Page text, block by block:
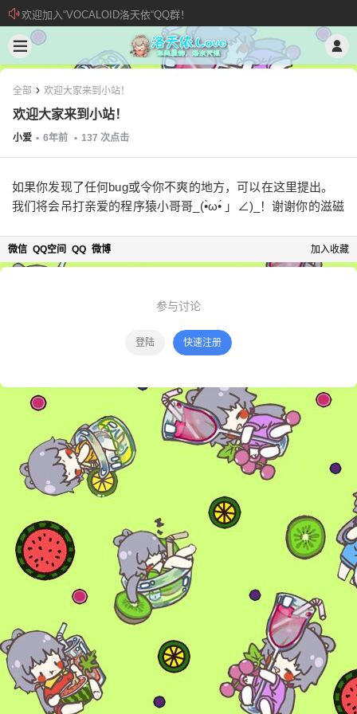
欢迎加入“VOCALOID洛天依“QQ群！
加入本站管理团队
新 • 文章发布须知
全部 › 欢迎大家来到小站！
欢迎大家来到小站！
小爱 • 6年前 • 137 次点击
如果你发现了任何bug或令你不爽的地方，可以在这里提出。
我们将会吊打亲爱的程序猿小哥哥_(•̀ω•́ 」∠)_！谢谢你的滋磁
微信 QQ空间 QQ 微博 加入收藏
参与讨论
登陆 快速注册
您没有权限发布内容，请购买会员或者提升权
限。
6位以上
6位以上
忘记密码？ 找回 登录